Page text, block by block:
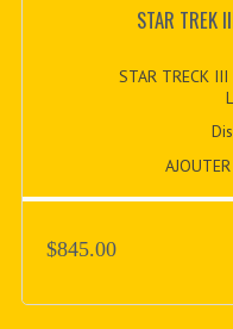
STAR TREK
STAR TRECK III
$845.00